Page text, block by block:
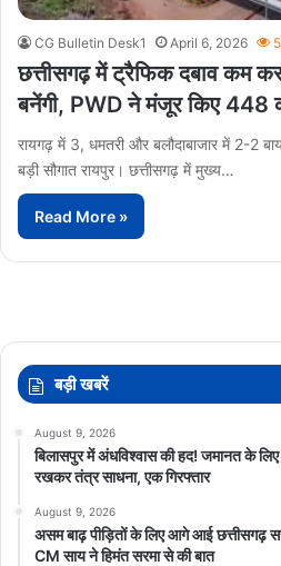
CG Bulletin Desk1 April 6, 2026
छत्तीसगढ़ में ट्रैफिक दबाव कम
बनेंगी, PWD ने मंजूर किए 448
रायगढ़ में 3, धमतरी और बलौदाबाजार में 2-2
बड़ी सौगात रायपुर। छत्तीसगढ़ में मुख्य…
Read More »
बड़ी खबरें
August 9, 2026
बिलासपुर में अंधविश्वास की हद! जमानत के
रखकर तंत्र साधना, एक गिरफ्तार
August 9, 2026
असम बाढ़ पीड़ितों के लिए आगे आई छत्तीसगढ़
CM साय ने हिमंत सरमा से की बात